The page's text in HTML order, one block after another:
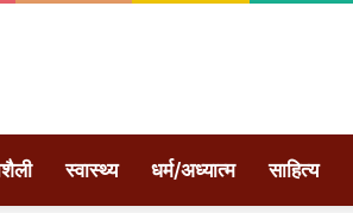
स्वास्थ्य धर्म/अध्यात्म साहित्य